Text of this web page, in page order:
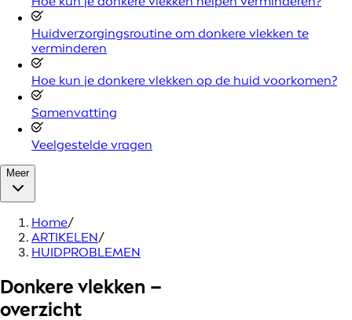
Huidverzorgingsroutine om donkere vlekken te
verminderen
Hoe kun je donkere vlekken op de huid voorkomen?
Samenvatting
Veelgestelde vragen
Meer
Home/
ARTIKELEN/
HUIDPROBLEMEN
Donkere vlekken –
overzicht